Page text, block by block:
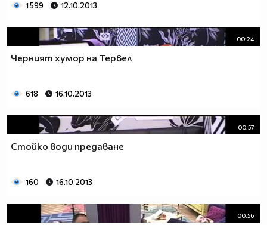
1 599 12.10.2013
00:24
Черният хумор на Тервел
618 16.10.2013
00:57
Стойко води предаване
160 16.10.2013
00:56